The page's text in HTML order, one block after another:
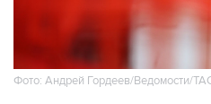
Фото: Андрей Гордеев/Ведомости/